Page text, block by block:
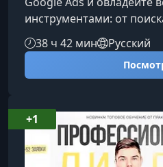
инструментами: от
до YouTube и Demand
кто хочет зарабатывать
глобальными проектами
нуля до уровня
специалиста.Изучение
кампаний Google Ads:
38 ч 42 мин Русский
+1